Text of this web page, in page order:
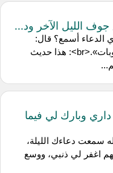
الليل الآخر ود...
الدعاء أسمع؟ قال:
«جوف الليل الآخر، ودبر الصلوات المكتوبات».<br>: هذا حديث
وبارك لي فيما
سمعت دعاءك الليلة،
اغفر لي ذنبي، ووسع